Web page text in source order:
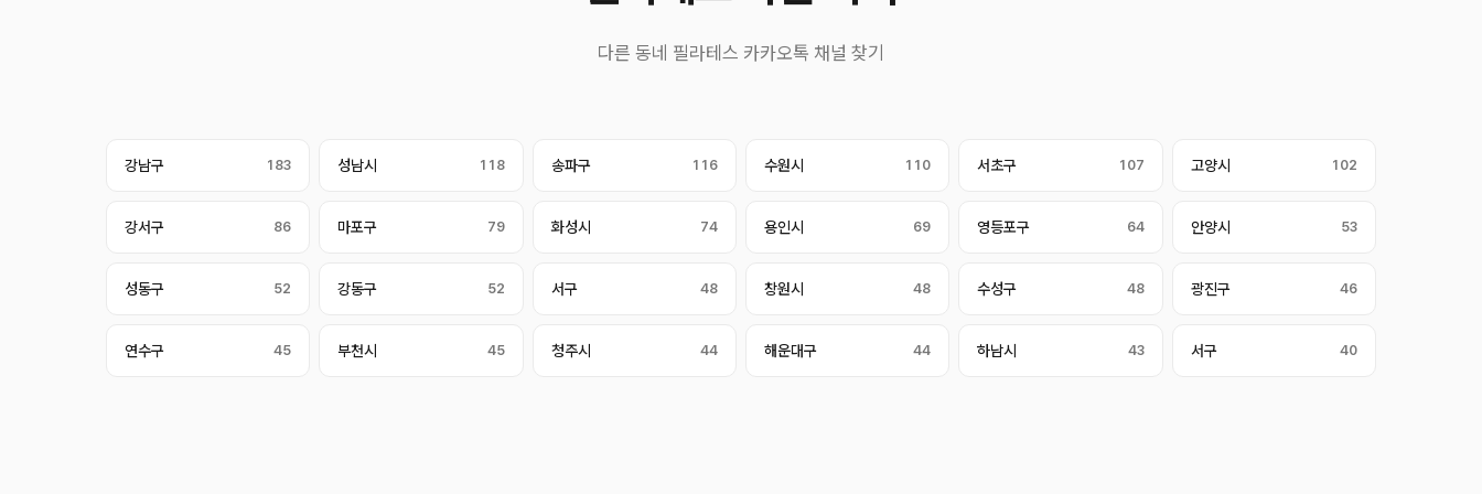
다른 동네 필라테스 카카오톡 채널 찾기
강남구 183 성남시 118 송파구 116 수원시 110 서초구 107 고양시 102
강서구 86 마포구 79 화성시 74 용인시 69 영등포구 64 안양시 53
성동구 52 강동구 52 서구 48 창원시 48 수성구 48 광진구 46
연수구 45 부천시 45 청주시 44 해운대구 44 하남시 43 서구 40